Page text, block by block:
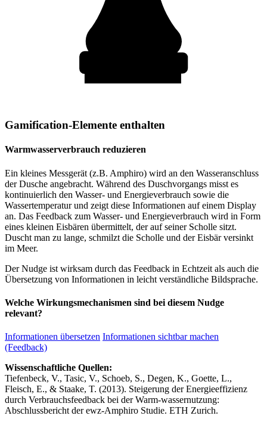
Gamification-Elemente enthalten
Warmwasserverbrauch reduzieren
Ein kleines Messgerät (z.B. Amphiro) wird an den Wasseranschluss
der Dusche angebracht. Während des Duschvorgangs misst es
kontinuierlich den Wasser- und Energieverbrauch sowie die
Wassertemperatur und zeigt diese Informationen auf einem Display
an. Das Feedback zum Wasser- und Energieverbrauch wird in Form
eines kleinen Eisbären übermittelt, der auf seiner Scholle sitzt.
Duscht man zu lange, schmilzt die Scholle und der Eisbär versinkt
im Meer.
Der Nudge ist wirksam durch das Feedback in Echtzeit als auch die
Übersetzung von Informationen in leicht verständliche Bildsprache.
Welche Wirkungsmechanismen sind bei diesem Nudge
relevant?
Informationen übersetzen Informationen sichtbar machen
(Feedback)
Wissenschaftliche Quellen:
Tiefenbeck, V., Tasic, V., Schoeb, S., Degen, K., Goette, L.,
Fleisch, E., & Staake, T. (2013). Steigerung der Energieeffizienz
durch Verbrauchsfeedback bei der Warm-wassernutzung:
Abschlussbericht der ewz-Amphiro Studie. ETH Zurich.